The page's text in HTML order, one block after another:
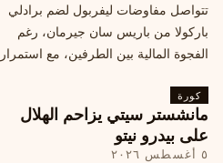
تتواصل مفاوضات ليفربول لضم برادلي
باركولا من باريس سان جيرمان، رغم
الفجوة المالية بين الطرفين، مع استمرار
إغلاق سوق الانتقالات
كورة
مانشستر سيتي يزاحم الهلال
على بيدرو نيتو
٥ أغسطس ٢٠٢٦